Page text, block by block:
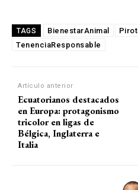
TAGS BienestarAnimal
TenenciaResponsable
Artículo anterior
Ecuatorianos destacados
en Europa: protagonismo
tricolor en ligas de
Bélgica, Inglaterra e
Italia